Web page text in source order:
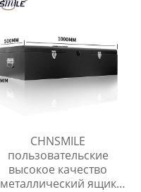
CHNSMILE
пользовательские
высокое качество
металлический ящик